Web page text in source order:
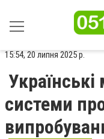
15:54, 20 липня 2025 р.
Українські
системи